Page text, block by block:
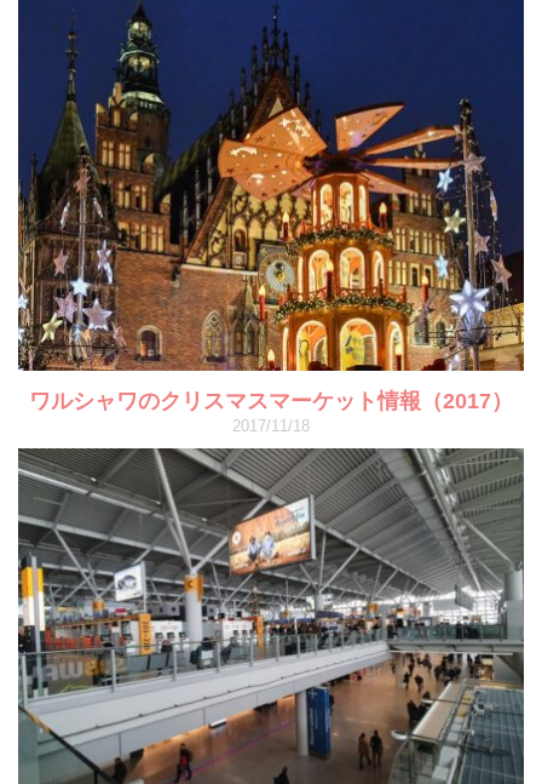
ワルシャワのクリスマスマーケット情報（2017）
2017/11/18